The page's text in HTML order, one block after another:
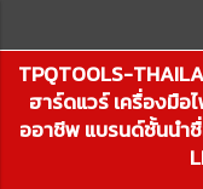
TPQTOOLS-
ฮาร์ดแวร์ เครื่องมือ
ออาชีพ แบรนด์ชั้นนำ